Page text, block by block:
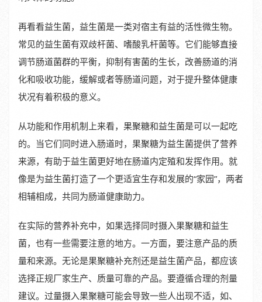
再看看益生菌，益生菌是一类对宿主有益的活性微生物。
常见的益生菌有双歧杆菌、嗜酸乳杆菌等。它们能够直接
调节肠道菌群的平衡，抑制有害菌的生长，改善肠道的消
化和吸收功能，缓解或者等肠道问题，对于提升整体健康
状况有着积极的意义。
从功能和作用机制上来看，果聚糖和益生菌是可以一起吃
的。当它们同时进入肠道时，果聚糖为益生菌提供了营养
来源，有助于益生菌更好地在肠道内定殖和发挥作用。就
像是为益生菌打造了一个更适宜生存和发展的“家园”，两者
相辅相成，共同为肠道健康助力。
在实际的营养补充中，如果选择同时摄入果聚糖和益生
菌，也有一些需要注意的地方。一方面，要注意产品的质
量和来源。无论是果聚糖补充剂还是益生菌产品，都应该
选择正规厂家生产、质量可靠的产品。要遵循合理的剂量
建议。过量摄入果聚糖可能会导致一些人出现不适，如、